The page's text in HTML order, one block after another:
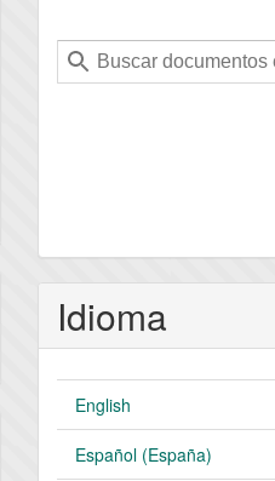
Idioma
English
Español (España)